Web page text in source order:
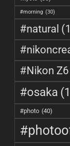
#morning (30)
#natural
#Nikon Z6
#osaka
#photo (40)